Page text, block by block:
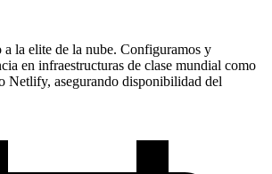
la elite de la nube. Configuramos y
en infraestructuras de clase mundial como
Netlify, asegurando disponibilidad del